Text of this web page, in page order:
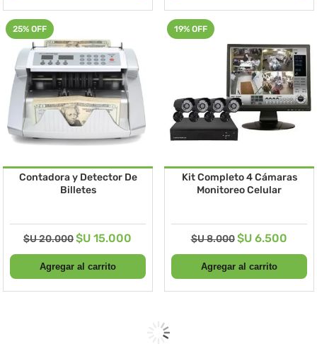
25% OFF
Contadora y Detector De
Billetes
$U 20.000$U 15.000
19% OFF
Kit Completo 4 Cámaras
Monitoreo Celular
$U 8.000 $U 6.500